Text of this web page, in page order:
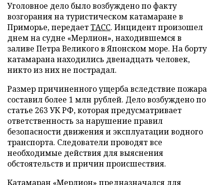
Уголовное дело было возбуждено по факту
возгорания на туристическом катамаране в
Приморье, передаетТАСС. Инцидент произошел
днем на судне «Мерлион», находившемся в
заливе Петра Великого в Японском море. На борту
катамарана находились двенадцать человек,
никто из них не пострадал.
Размер причиненного ущерба вследствие пожара
составил более 1 млн рублей. Дело возбуждено по
статье 263 УК РФ, которая предусматривает
ответственность за нарушение правил
безопасности движения и эксплуатации водного
транспорта. Следователи проводят все
необходимые действия для выяснения
обстоятельств и причин происшествия.
Катамаран «Мерлион» предназначался для